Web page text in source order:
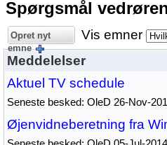
Spørgsmål
Opret nyt
emne
Vis emner
Meddelelser
Aktuel TV schedule
Seneste besked: OleD 26-Nov-
Øjenvidneberetning fra